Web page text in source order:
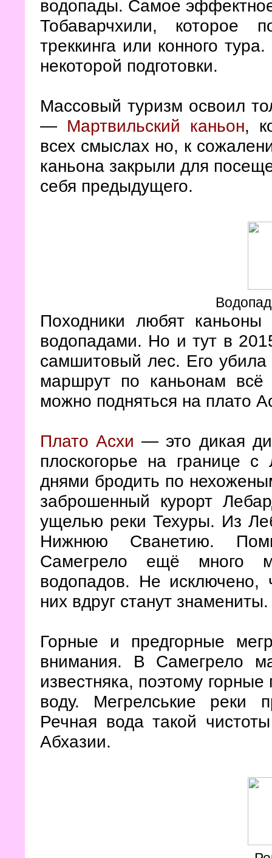
водопады. Самое
Тобаварчхили, которое
треккинга или конного
некоторой подготовки.
Массовый туризм освоил
— Мартвильский каньон,
всех смыслах но, к
каньона закрыли для
себя предыдущего.
Походники любят
водопадами. Но и тут в
самшитовый лес. Его убила
маршрут по каньонам
можно подняться на плато
Плато Асхи — это дикая
плоскогорье на границе
днями бродить по
заброшенный курорт
ущелью реки Техуры. Из
Нижнюю Сванетию.
Самегрело ещё много
водопадов. Не исключено,
них вдруг станут знамениты.
Горные и предгорные
внимания. В Самегрело
известняка, поэтому
воду. Мегрелськие реки
Речная вода такой
Абхазии.